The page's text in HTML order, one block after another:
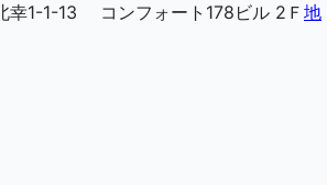
幸1-1-13 コンフォート178ビル 2Ｆ 地